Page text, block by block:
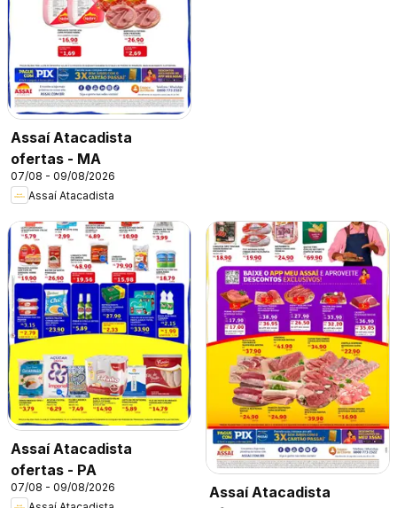
Assaí Atacadista
ofertas - MA
07/08 - 09/08/2026
Assaí Atacadista
Assaí Atacadista
ofertas - PA
07/08 - 09/08/2026
Assaí Atacadista